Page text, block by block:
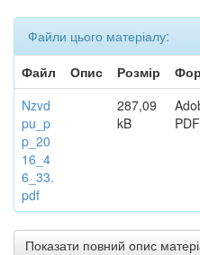
Файли цього матеріалу:
Файл
Опис Розмір
Nzvd
pu_p
p_20
16_4
6_33.
pdf
287,09
kB
PDF
Показати повний опис